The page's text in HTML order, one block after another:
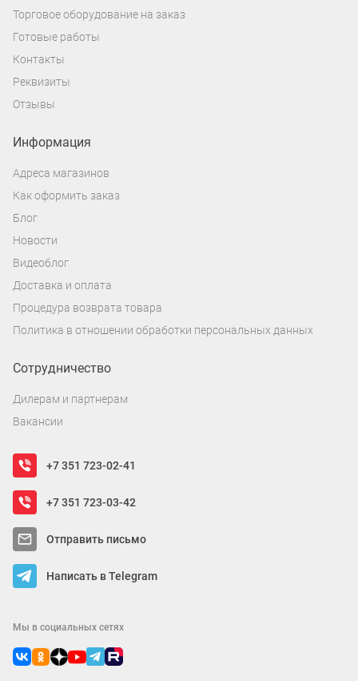
Торговое оборудование на заказ
Готовые работы
Контакты
Реквизиты
Отзывы
Информация
Адреса магазинов
Как оформить заказ
Блог
Новости
Видеоблог
Доставка и оплата
Процедура возврата товара
Политика в отношении обработки персональных данных
Сотрудничество
Дилерам и партнерам
Вакансии
+7 351 723-02-41
+7 351 723-03-42
Отправить письмо
Написать в Telegram
Мы в социальных сетях